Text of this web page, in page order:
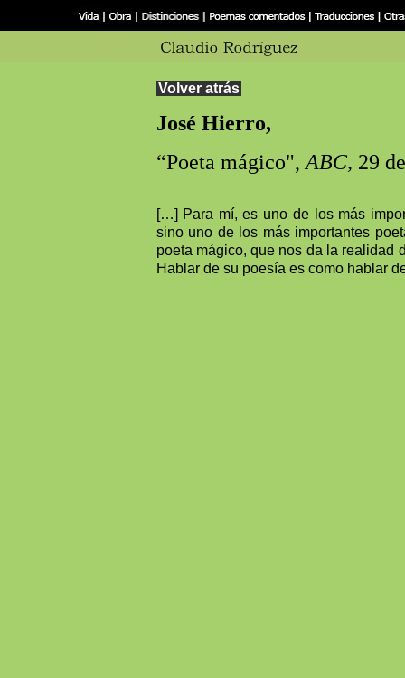
Volver atrás
José Hierro,
“Poeta mágico", ABC, 29
[…] Para mí, es uno de los más
sino uno de los más importantes
poeta mágico, que nos da la realidad
Hablar de su poesía es como hablar